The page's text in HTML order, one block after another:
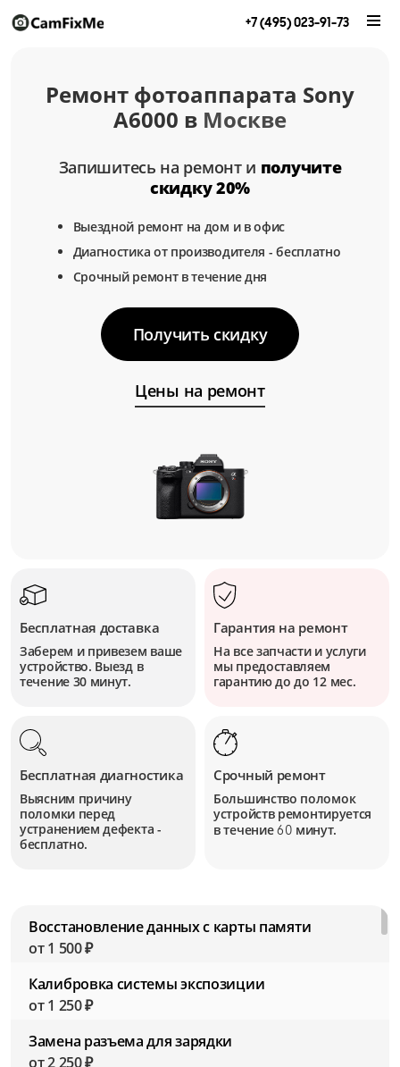
+7 (495) 023-91-73
Ремонт фотоаппарата Sony
A6000 в Москве
Запишитесь на ремонт и получите
скидку 20%
Выездной ремонт на дом и в офис
Диагностика от производителя - бесплатно
Срочный ремонт в течение дня
Получить скидку
Цены на ремонт
Бесплатная доставка
Заберем и привезем ваше
устройство. Выезд в
течение 30 минут.
Гарантия на ремонт
На все запчасти и услуги
мы предоставляем
гарантию до до 12 мес.
Бесплатная диагностика
Выясним причину
поломки перед
устранением дефекта -
бесплатно.
Срочный ремонт
Большинство поломок
устройств ремонтируется
в течение60 минут.
Восстановление данных с карты памяти
от 1 500 ₽
Калибровка системы экспозиции
от 1 250 ₽
Замена разъема для зарядки
от 2 250 ₽